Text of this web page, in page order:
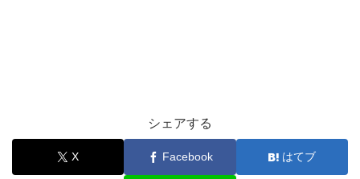
シェアする
X Facebook はてブ